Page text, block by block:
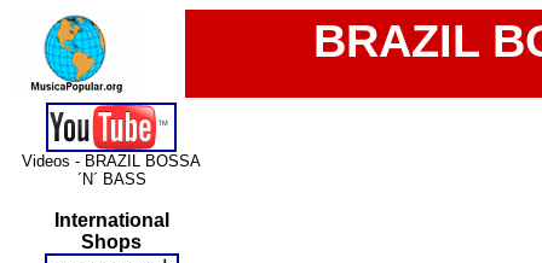
BRAZIL
Videos - BRAZIL BOSSA
´N´ BASS
International
Shops